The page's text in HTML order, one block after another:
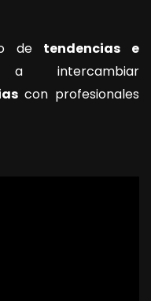
de tendencias e
intercambiar
con profesionales